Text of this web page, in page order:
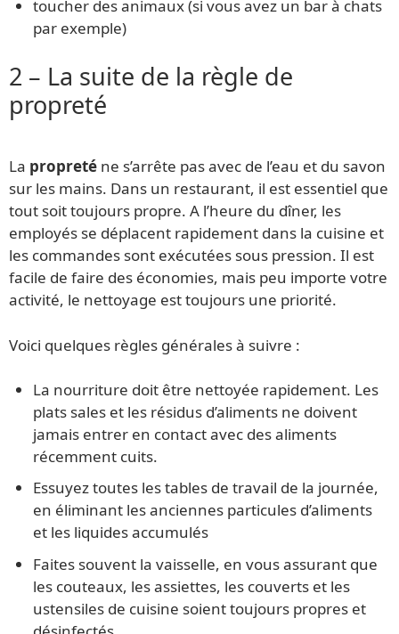
toucher des animaux (si vous avez un bar à chats
par exemple)
2 – La suite de la règle de
propreté
La propreté ne s’arrête pas avec de l’eau et du savon
sur les mains. Dans un restaurant, il est essentiel que
tout soit toujours propre. A l’heure du dîner, les
employés se déplacent rapidement dans la cuisine et
les commandes sont exécutées sous pression. Il est
facile de faire des économies, mais peu importe votre
activité, le nettoyage est toujours une priorité.
Voici quelques règles générales à suivre :
La nourriture doit être nettoyée rapidement. Les
plats sales et les résidus d’aliments ne doivent
jamais entrer en contact avec des aliments
récemment cuits.
Essuyez toutes les tables de travail de la journée,
en éliminant les anciennes particules d’aliments
et les liquides accumulés
Faites souvent la vaisselle, en vous assurant que
les couteaux, les assiettes, les couverts et les
ustensiles de cuisine soient toujours propres et